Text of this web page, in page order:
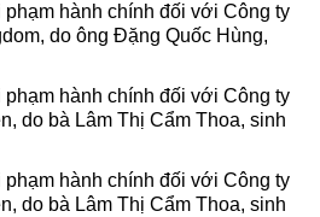
hành chính đối với Công ty
do ông Đặng Quốc Hùng,
hành chính đối với Công ty
do bà Lâm Thị Cẩm Thoa, sinh
hành chính đối với Công ty
do bà Lâm Thị Cẩm Thoa, sinh